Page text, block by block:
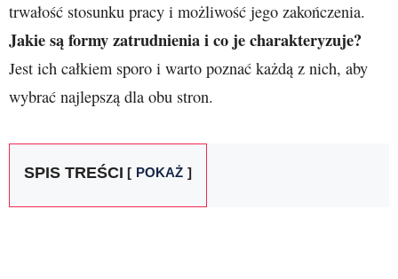
trwałość stosunku pracy i możliwość jego zakończenia.
Jakie są formy zatrudnienia i co je charakteryzuje?
Jest ich całkiem sporo i warto poznać każdą z nich, aby
wybrać najlepszą dla obu stron.
SPIS TREŚCI POKAŻ